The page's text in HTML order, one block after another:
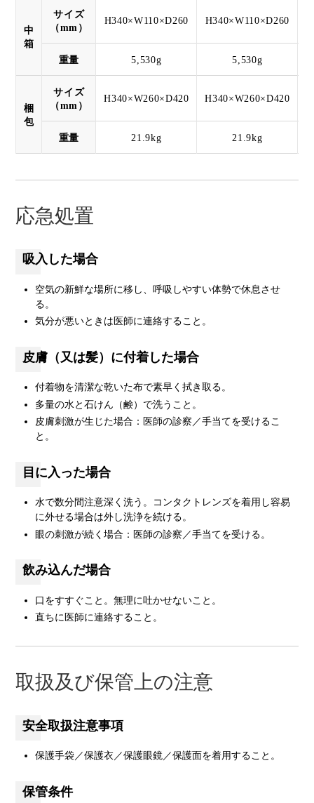
中
箱
サイズ
（mm）
H340×W110×D260 H340×W110×D260
重量 5,530g 5,530g
梱
包
サイズ
（mm）
H340×W260×D420 H340×W260×D420
重量 21.9kg 21.9kg
応急処置
吸入した場合
空気の新鮮な場所に移し、呼吸しやすい体勢で休息させ
る。
気分が悪いときは医師に連絡すること。
皮膚（又は髪）に付着した場合
付着物を清潔な乾いた布で素早く拭き取る。
多量の水と石けん（鹸）で洗うこと。
皮膚刺激が生じた場合：医師の診察／手当てを受けるこ
と。
目に入った場合
水で数分間注意深く洗う。コンタクトレンズを着用し容易
に外せる場合は外し洗浄を続ける。
眼の刺激が続く場合：医師の診察／手当てを受ける。
飲み込んだ場合
口をすすぐこと。無理に吐かせないこと。
直ちに医師に連絡すること。
取扱及び保管上の注意
安全取扱注意事項
保護手袋／保護衣／保護眼鏡／保護面を着用すること。
保管条件